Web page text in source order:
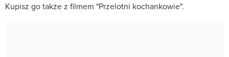
Kupisz go także z filmem "Przelotni kochankowie".